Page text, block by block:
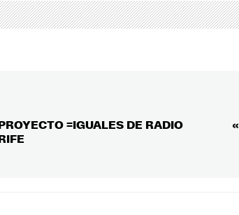
=IGUALES DE RADIO